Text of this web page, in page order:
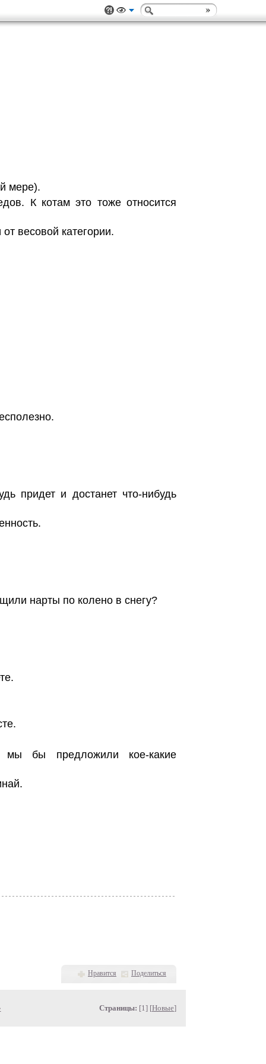
мере).
К котам это тоже относится
весовой категории.
придет и достанет что-нибудь
нарты по колено в снегу?
бы предложили кое-какие
Нравится Поделиться
Страницы: [1] [Новые]